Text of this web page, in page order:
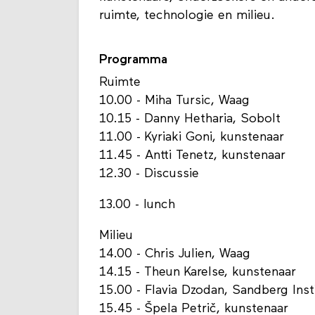
ruimte, technologie en milieu.
Programma
Ruimte
10.00 - Miha Tursic, Waag
10.15 - Danny Hetharia, Sobolt
11.00 - Kyriaki Goni, kunstenaar
11.45 - Antti Tenetz, kunstenaar
12.30 - Discussie
13.00 - lunch
Milieu
14.00 - Chris Julien, Waag
14.15 - Theun Karelse, kunstenaar
15.00 - Flavia Dzodan, Sandberg
15.45 - Špela Petrič, kunstenaar